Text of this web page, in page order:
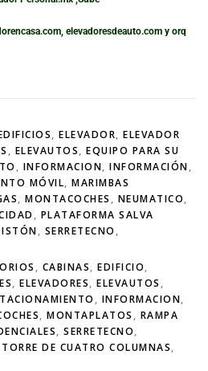
elevadoresdeauto.com y orq
, ELEVADOR, ELEVADOR
, ELEVAUTOS, EQUIPO PARA SU
, INFORMACION, INFORMACIÓN,
MÓVIL, MARIMBAS
, MONTACOCHES , NEUMATICO,
, PLATAFORMA SALVA
, SERRETECNO ,
, CABINAS, EDIFICIO,
, ELEVADORES, ELEVAUTOS ,
, INFORMACION,
, MONTAPLATOS , RAMPA
, SERRETECNO,
TORRE DE CUATRO COLUMNAS,